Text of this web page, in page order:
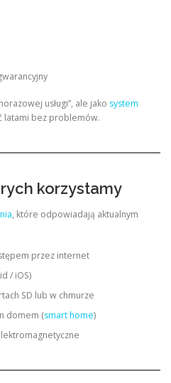
usługi”, ale jako system
latami bez problemów.
korzystamy
, które odpowiadają aktualnym
przez internet
/ iOS)
SD lub w chmurze
domem (smart home)